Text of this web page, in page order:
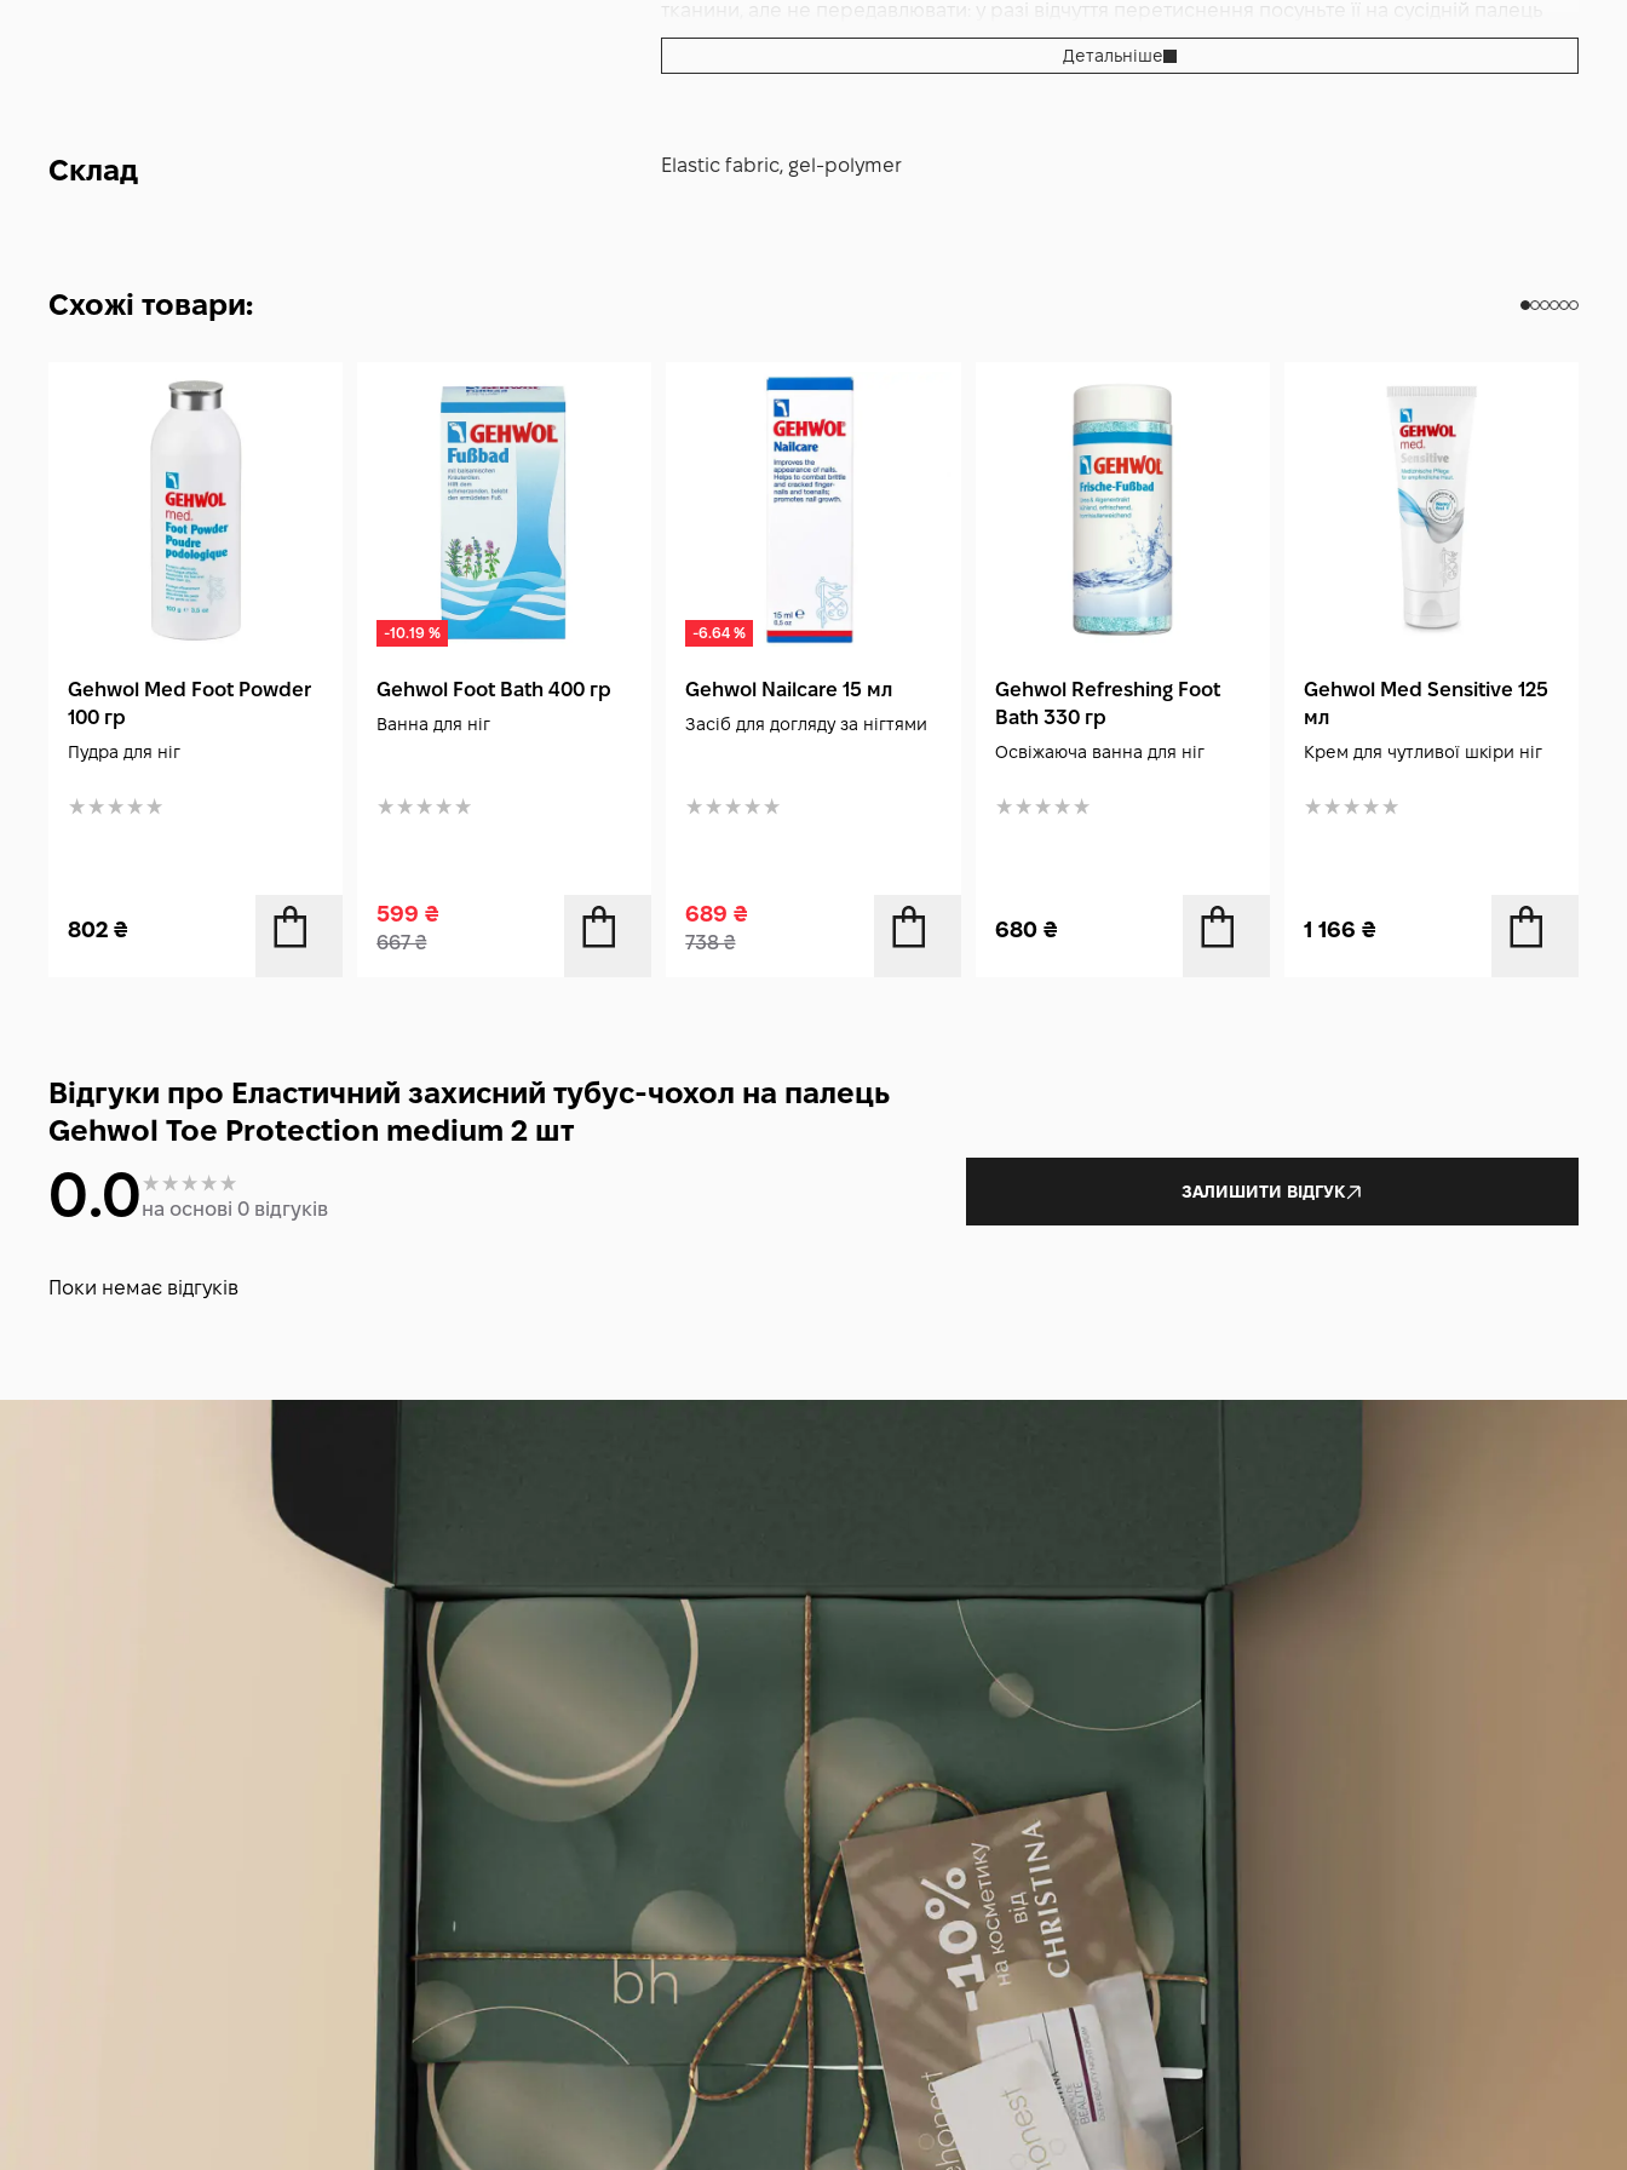
тканини, але не передавлювати: у разі відчуття перетиснення посуньте її на сусідній палець
або зніміть, дайте шкірі відпочити і спробуйте іншу позицію. Носіть у звичайному взутті разом зі
шкарпетками або поверх них; час носіння нарощуйте поступово: у перші дні 2–3 години, далі
інтенсивний день на ногах, перед надяганням можна нанести на палець тонкий шар
Детальніше
Склад Elastic fabric, gel-polymer
Схожі товари:
Gehwol Med Foot Powder
100 гр
Пудра для ніг
802 ₴
-10.19 %
Gehwol Foot Bath 400 гр
Ванна для ніг
599₴
667₴
-6.64 %
Gehwol Nailcare 15 мл
Засіб для догляду за нігтями
689₴
738₴
Gehwol Refreshing Foot
Bath 330 гр
Освіжаюча ванна для ніг
680 ₴
Gehwol Med Sensitive 125
мл
Крем для чутливої ​​шкіри ніг
1 166 ₴
Відгуки про Еластичний захисний тубус-чохол на палець
Gehwol Toe Protection medium 2 шт
0.0на основі 0 відгуків
ЗАЛИШИТИ ВІДГУК
Поки немає відгуків